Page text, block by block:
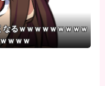
るｗｗｗｗｗｗｗｗｗ
ｗｗｗ